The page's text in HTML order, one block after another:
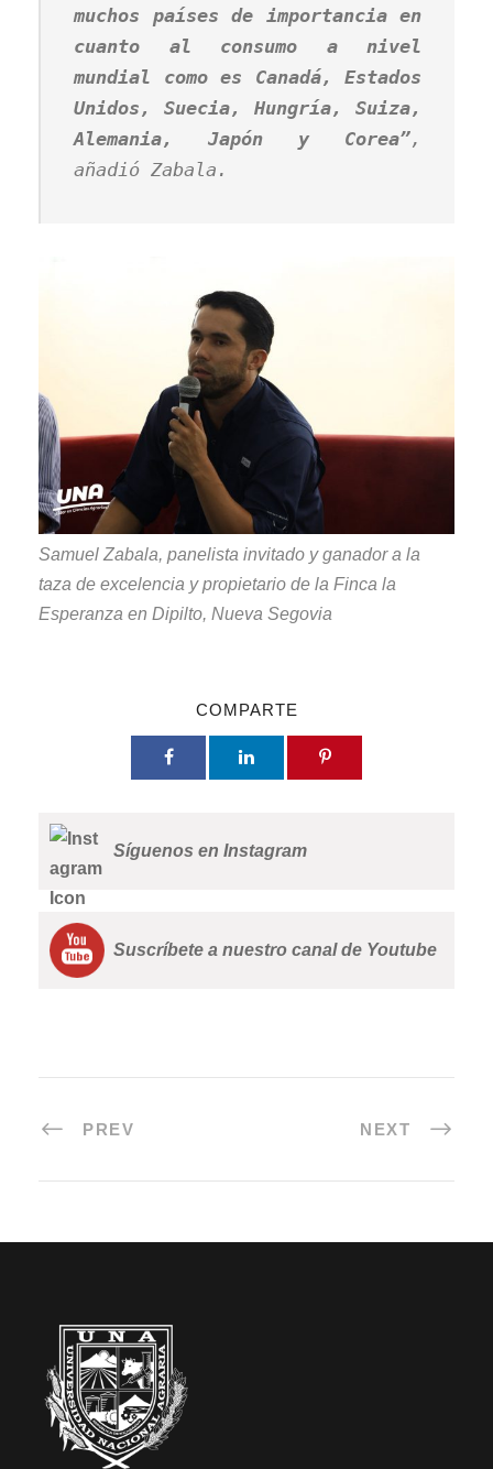
muchos países de importancia en
cuanto al consumo a nivel
mundial como es Canadá, Estados
Unidos, Suecia, Hungría, Suiza,
Alemania, Japón y Corea”,
añadió Zabala.
Samuel Zabala, panelista invitado y ganador a la
taza de excelencia y propietario de la Finca la
Esperanza en Dipilto, Nueva Segovia
COMPARTE
Síguenos en Instagram
Suscríbete a nuestro canal de Youtube
PREV NEXT